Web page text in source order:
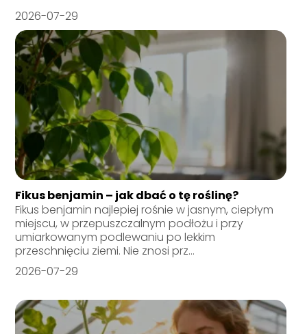
2026-07-29
Fikus benjamin – jak dbać o tę roślinę?
Fikus benjamin najlepiej rośnie w jasnym, ciepłym
miejscu, w przepuszczalnym podłożu i przy
umiarkowanym podlewaniu po lekkim
przeschnięciu ziemi. Nie znosi prz...
2026-07-29